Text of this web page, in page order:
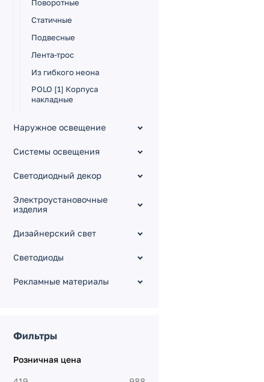
Поворотные
Статичные
Подвесные
Лента-трос
Из гибкого неона
POLO [1] Корпуса
накладные
светодиодные
декоративные
Авторские коллекции
Линейные светильники и
Напольные (торшеры)
Музейное освещение
пола
Технический свет
Наружное освещение
Системы освещения
Светодиодный декор
Электроустановочные
изделия
Дизайнерский свет
Светодиоды
Рекламные материалы
Фильтры
Розничная цена